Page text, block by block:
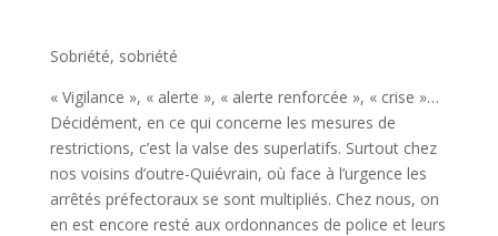
Sobriété, sobriété
« Vigilance », « alerte », « alerte renforcée », « crise »…
Décidément, en ce qui concerne les mesures de
restrictions, c’est la valse des superlatifs. Surtout chez
nos voisins d’outre-Quiévrain, où face à l’urgence les
arrêtés préfectoraux se sont multipliés. Chez nous, on
en est encore resté aux ordonnances de police et leurs